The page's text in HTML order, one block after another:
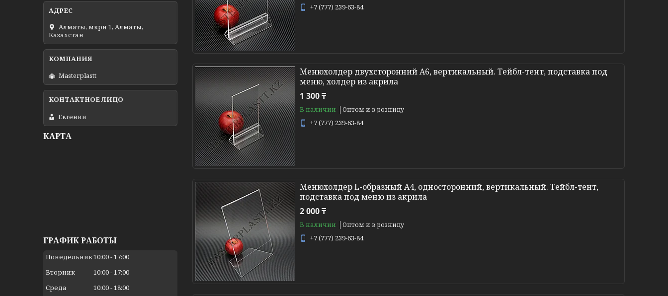
+7 (777) 239-63-84
Менюхолдер двухсторонний А6, вертикальный. Тейбл-тент, подставка под
меню, холдер из акрила
1 300 ₸
В наличии Оптом и в розницу
+7 (777) 239-63-84
Менюхолдер L-образный A4, односторонний, вертикальный. Тейбл-тент,
подставка под меню из акрила
2 000 ₸
В наличии Оптом и в розницу
+7 (777) 239-63-84
Алматы, мкрн 1, Алматы,
Казахстан
Masterplastt
Евгений
КАРТА
ГРАФИК РАБОТЫ
Понедельник10:00 17:00
Вторник
10:00 17:00
Среда
10:00 18:00